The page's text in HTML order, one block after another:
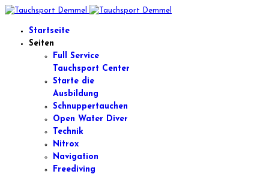
Startseite
Seiten
Full Service
Tauchsport Center
Starte die
Ausbildung
Schnuppertauchen
Open Water Diver
Technik
Nitrox
Navigation
Freediving